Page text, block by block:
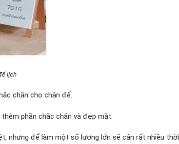
lịch
chắn cho chân đế.
phần chắc chắn và đẹp mắt.
nhưng để làm một số lượng lớn sẽ cần rất nhiều thời